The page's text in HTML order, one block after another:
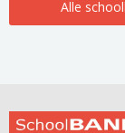
Alle